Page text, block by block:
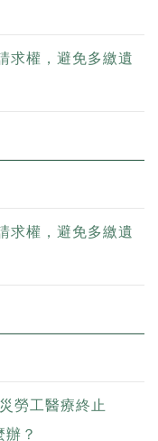
求權，避免多繳遺
求權，避免多繳遺
勞工醫療終止
？